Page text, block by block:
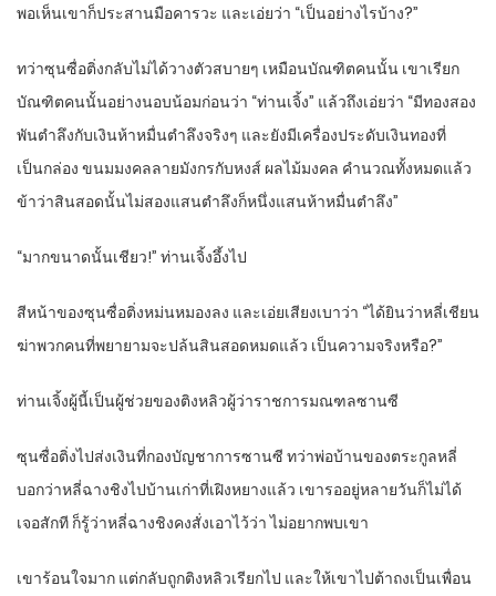
พอเห็นเขาก็ประสานมือคารวะ และเอ่ยว่า “เป็นอย่างไรบ้าง?”
ทว่าซุนซื่อติ่งกลับไม่ได้วางตัวสบายๆ เหมือนบัณฑิตคนนั้น เขาเรียก
บัณฑิตคนนั้นอย่างนอบน้อมก่อนว่า “ท่านเจิ้ง” แล้วถึงเอ่ยว่า “มีทองสอง
พันตำลึงกับเงินห้าหมื่นตำลึงจริงๆ และยังมีเครื่องประดับเงินทองที่
เป็นกล่อง ขนมมงคลลายมังกรกับหงส์ ผลไม้มงคล คำนวณทั้งหมดแล้ว
ข้าว่าสินสอดนั้นไม่สองแสนตำลึงก็หนึ่งแสนห้าหมื่นตำลึง”
“มากขนาดนั้นเชียว!” ท่านเจิ้งอึ้งไป
สีหน้าของซุนซื่อติ่งหม่นหมองลง และเอ่ยเสียงเบาว่า “ได้ยินว่าหลี่เชียน
ฆ่าพวกคนที่พยายามจะปล้นสินสอดหมดแล้ว เป็นความจริงหรือ?”
ท่านเจิ้งผู้นี้เป็นผู้ช่วยของติงหลิวผู้ว่าราชการมณฑลซานซี
ซุนซื่อติ่งไปส่งเงินที่กองบัญชาการซานซี ทว่าพ่อบ้านของตระกูลหลี่
บอกว่าหลี่ฉางชิงไปบ้านเก่าที่เฝิงหยางแล้ว เขารออยู่หลายวันก็ไม่ได้
เจอสักที ก็รู้ว่าหลี่ฉางชิงคงสั่งเอาไว้ว่า ไม่อยากพบเขา
เขาร้อนใจมาก แต่กลับถูกติงหลิวเรียกไป และให้เขาไปต้าถงเป็นเพื่อน